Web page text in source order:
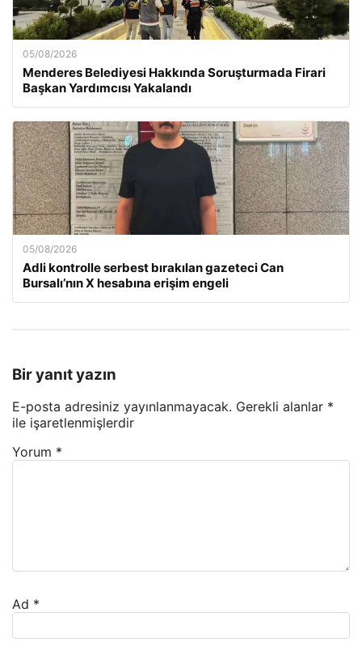
05/08/2026
Menderes Belediyesi Hakkında Soruşturmada Firari
Başkan Yardımcısı Yakalandı
05/08/2026
Adli kontrolle serbest bırakılan gazeteci Can
Bursalı’nın X hesabına erişim engeli
Bir yanıt yazın
E-posta adresiniz yayınlanmayacak. Gerekli alanlar *
ile işaretlenmişlerdir
Yorum *
Ad *